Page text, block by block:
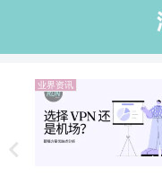
业界资讯